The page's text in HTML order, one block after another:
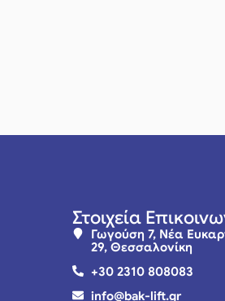
Στοιχεία
Γωγούση 7, Νέα
29, Θεσσαλονίκη
+30 2310 808083
info@bak-lift.gr